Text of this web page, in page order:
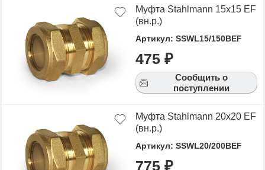
Муфта Stahlmann 15х15 EF
(вн.р.)
Артикул: SSWL15/150BEF
475 ₽
Сообщить о
поступлении
Муфта Stahlmann 20х20 EF
(вн.р.)
Артикул: SSWL20/200BEF
775 ₽